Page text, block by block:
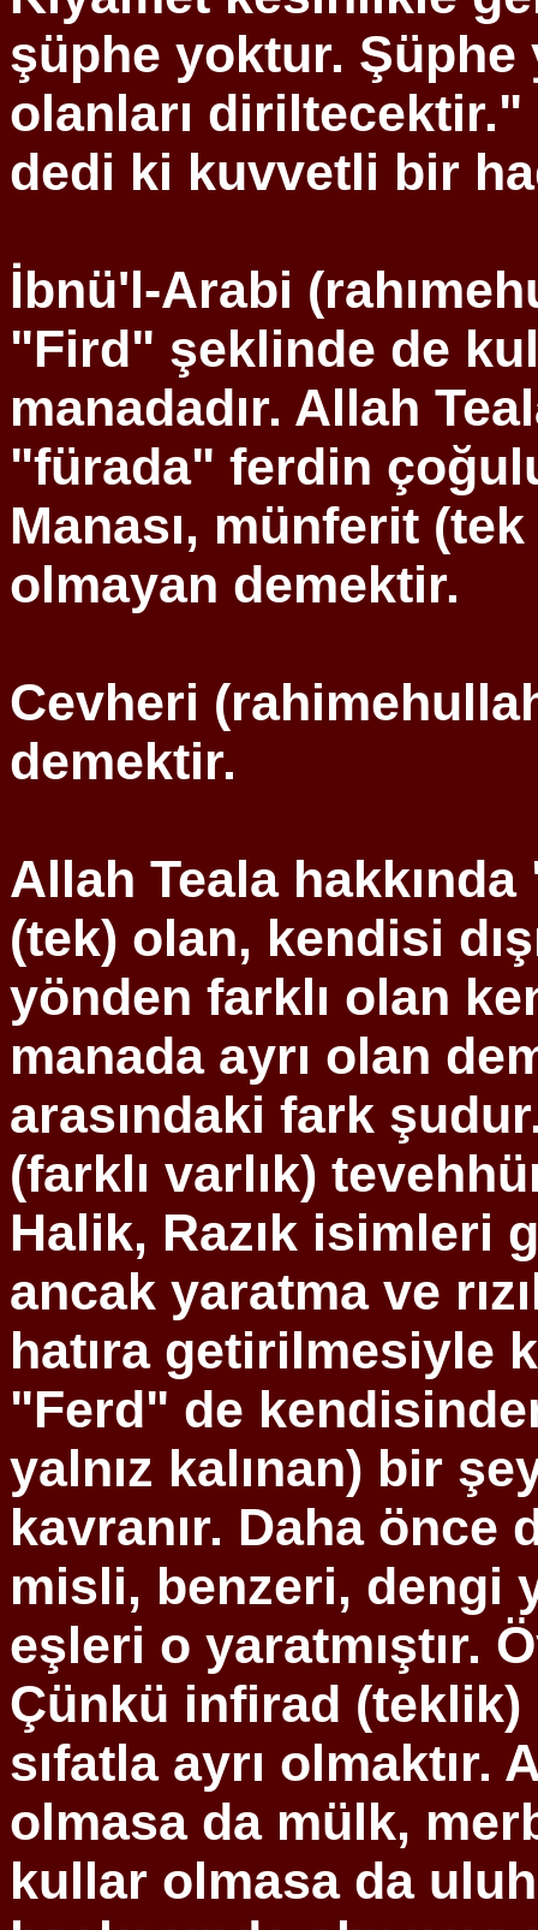
şüphe yoktur.
olanları diriltecektir."
dedi ki kuvvetli bir
İbnü'l-Arabi (
"Fird" şeklinde de
manadadır. Allah
"fürada" ferdin
Manası, münferit
olmayan demektir.
Cevheri (
demektir.
Allah Tealahakkında
(tek) olan, kendisi
yönden farklı olan
manada ayrı olan
arasındaki fark
(farklı varlık)
Halik, Razık isimleri
ancak yaratma ve
hatıra getirilmesiyle
"Ferd" de
yalnız kalınan) bir
kavranır. Daha önce
misli, benzeri, dengi
eşleri o yaratmıştır.
Çünkü infirad (teklik)
sıfatla ayrı olmaktır.
olmasa da mülk,
kullar olmasa da